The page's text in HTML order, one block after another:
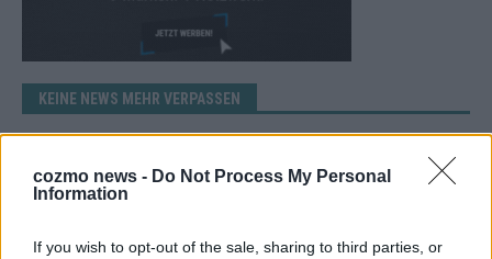
cozmo news - Do Not Process My Personal
Information
If you wish to opt-out of the sale, sharing to third parties, or
KEINE NEWS MEHR VERPASSEN